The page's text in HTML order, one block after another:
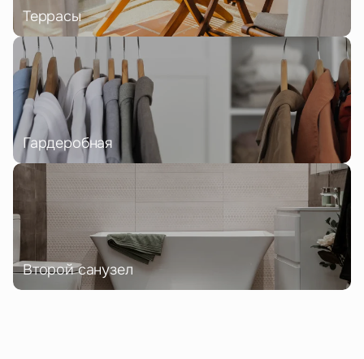
Террасы
Гардеробная
Второй санузел